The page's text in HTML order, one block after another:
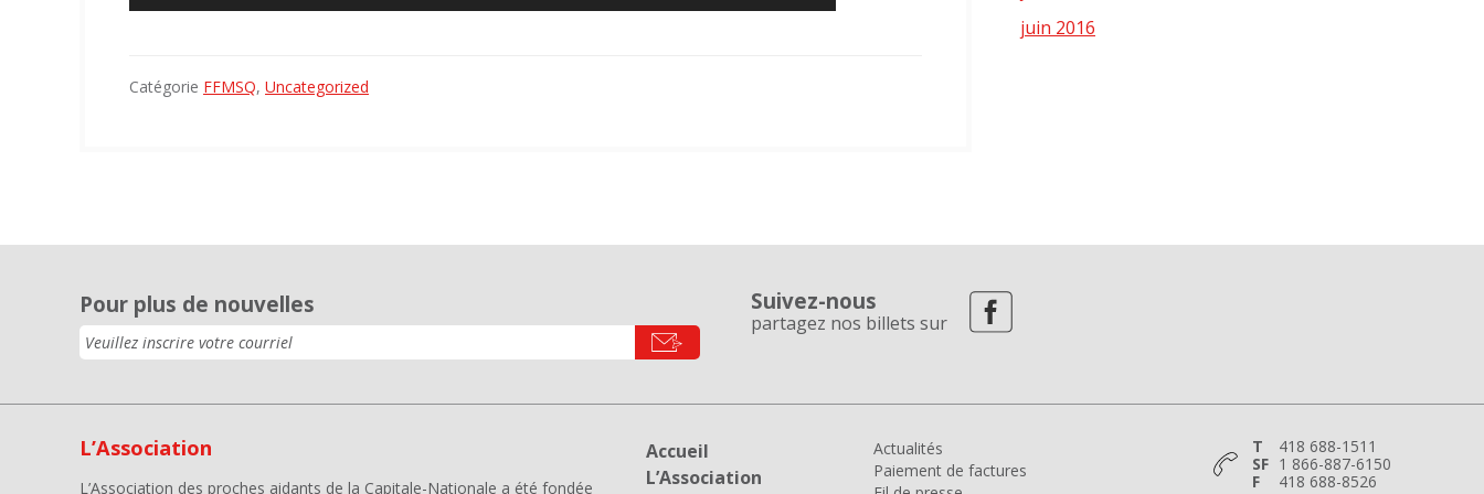
Catégorie FFMSQ, Uncategorized
juin 2016
Pour plus de nouvelles Suivez-nous
partagez nos billets sur
L’Association
L’Association des proches aidants de la Capitale-Nationale a été fondée
Accueil
L’Association
Actualités
Paiement de factures
T
418 688-1511
SF 1 866-887-6150
F
418 688-8526